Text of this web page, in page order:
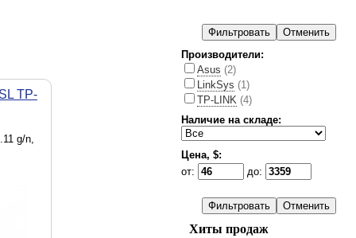
TP-
g/n,
Производители:
Asus (2)
LinkSys (1)
TP-LINK (4)
Наличие на складе:
Цена, $:
от:
до:
Хиты продаж